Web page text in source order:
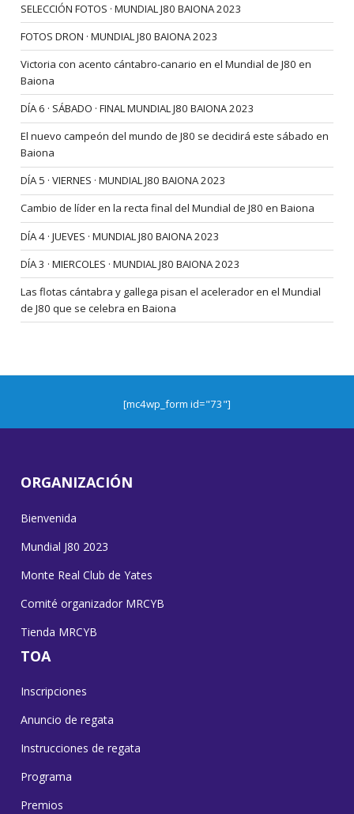
SELECCIÓN FOTOS · MUNDIAL J80 BAIONA 2023
FOTOS DRON · MUNDIAL J80 BAIONA 2023
Victoria con acento cántabro-canario en el Mundial de J80 en
Baiona
DÍA 6 · SÁBADO · FINAL MUNDIAL J80 BAIONA 2023
El nuevo campeón del mundo de J80 se decidirá este sábado en
Baiona
DÍA 5 · VIERNES · MUNDIAL J80 BAIONA 2023
Cambio de líder en la recta final del Mundial de J80 en Baiona
DÍA 4 · JUEVES · MUNDIAL J80 BAIONA 2023
DÍA 3 · MIERCOLES · MUNDIAL J80 BAIONA 2023
Las flotas cántabra y gallega pisan el acelerador en el Mundial
de J80 que se celebra en Baiona
[mc4wp_form id="73"]
ORGANIZACIÓN
Bienvenida
Mundial J80 2023
Monte Real Club de Yates
Comité organizador MRCYB
Tienda MRCYB
TOA
Inscripciones
Anuncio de regata
Instrucciones de regata
Programa
Premios